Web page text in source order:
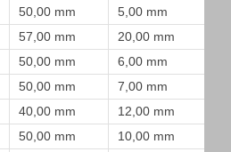
50,00 mm
5,00 mm
57,00 mm
20,00 mm
50,00 mm
6,00 mm
50,00 mm
7,00 mm
40,00 mm
12,00 mm
50,00 mm
10,00 mm